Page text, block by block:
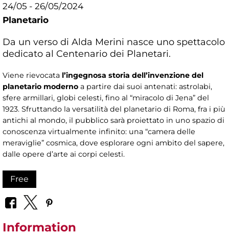
24/05 - 26/05/2024
Planetario
Da un verso di Alda Merini nasce uno spettacolo
dedicato al Centenario dei Planetari.
Viene rievocata l’ingegnosa storia dell’invenzione del
planetario moderno a partire dai suoi antenati: astrolabi,
sfere armillari, globi celesti, fino al “miracolo di Jena” del
1923. Sfruttando la versatilità del planetario di Roma, fra i più
antichi al mondo, il pubblico sarà proiettato in uno spazio di
conoscenza virtualmente infinito: una “camera delle
meraviglie” cosmica, dove esplorare ogni ambito del sapere,
dalle opere d’arte ai corpi celesti.
Free
Information